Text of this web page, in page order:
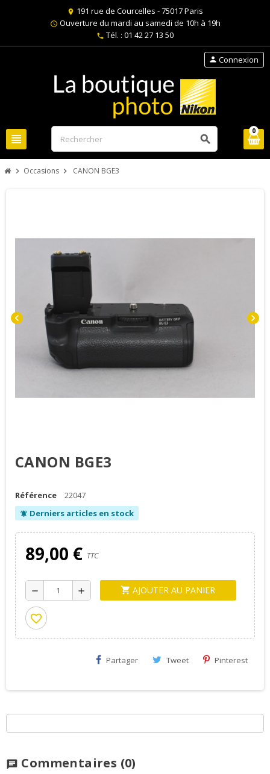
location_on 191 rue de Courcelles - 75017 Paris
schedule Ouverture du mardi au samedi de 10h à 19h
phone Tél. : 01 42 27 13 50
view_headline search
person Connexion
0
chevron_right Occasions chevron_right CANON BGE3
chevron_left chevron_right
CANON BGE3
Référence 22047
notifications_active Derniers articles en stock
89,00 € TTC
remove add shopping_cart AJOUTER AU PANIER
favorite_border
Partager Tweet Pinterest
chat Commentaires (0)